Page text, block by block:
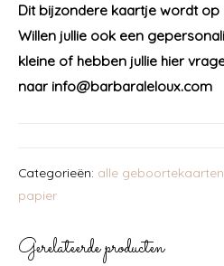
Dit bijzondere kaartje wordt
Willen jullie ook een
kleine of hebben jullie hier
naar info@barbaraleloux.com
Categorieën: alle geboortekaarten
papier
Gerelateerde producten